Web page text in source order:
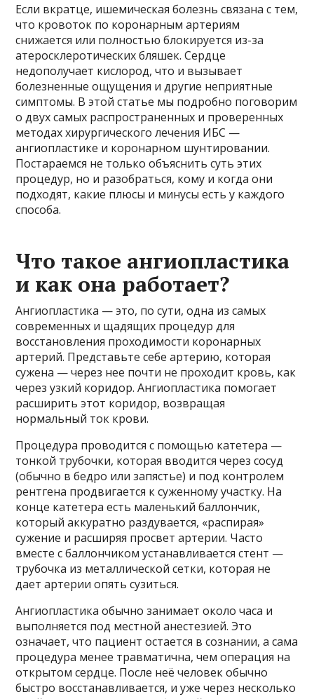
Если вкратце, ишемическая болезнь связана с тем,
что кровоток по коронарным артериям
снижается или полностью блокируется из-за
атеросклеротических бляшек. Сердце
недополучает кислород, что и вызывает
болезненные ощущения и другие неприятные
симптомы. В этой статье мы подробно поговорим
о двух самых распространенных и проверенных
методах хирургического лечения ИБС —
ангиопластике и коронарном шунтировании.
Постараемся не только объяснить суть этих
процедур, но и разобраться, кому и когда они
подходят, какие плюсы и минусы есть у каждого
способа.
Что такое ангиопластика
и как она работает?
Ангиопластика — это, по сути, одна из самых
современных и щадящих процедур для
восстановления проходимости коронарных
артерий. Представьте себе артерию, которая
сужена — через нее почти не проходит кровь, как
через узкий коридор. Ангиопластика помогает
расширить этот коридор, возвращая
нормальный ток крови.
Процедура проводится с помощью катетера —
тонкой трубочки, которая вводится через сосуд
(обычно в бедро или запястье) и под контролем
рентгена продвигается к суженному участку. На
конце катетера есть маленький баллончик,
который аккуратно раздувается, «распирая»
сужение и расширяя просвет артерии. Часто
вместе с баллончиком устанавливается стент —
трубочка из металлической сетки, которая не
дает артерии опять сузиться.
Ангиопластика обычно занимает около часа и
выполняется под местной анестезией. Это
означает, что пациент остается в сознании, а сама
процедура менее травматична, чем операция на
открытом сердце. После неё человек обычно
быстро восстанавливается, и уже через несколько